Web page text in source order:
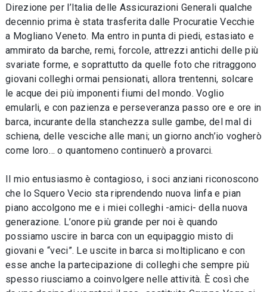
Direzione per l’Italia delle Assicurazioni Generali qualche
decennio prima è stata trasferita dalle Procuratie Vecchie
a Mogliano Veneto. Ma entro in punta di piedi, estasiato e
ammirato da barche, remi, forcole, attrezzi antichi delle più
svariate forme, e soprattutto da quelle foto che ritraggono
giovani colleghi ormai pensionati, allora trentenni, solcare
le acque dei più imponenti fiumi del mondo. Voglio
emularli, e con pazienza e perseveranza passo ore e ore in
barca, incurante della stanchezza sulle gambe, del mal di
schiena, delle vesciche alle mani; un giorno anch’io vogherò
come loro… o quantomeno continuerò a provarci.
Il mio entusiasmo è contagioso, i soci anziani riconoscono
che lo Squero Vecio sta riprendendo nuova linfa e pian
piano accolgono me e i miei colleghi -amici- della nuova
generazione. L’onore più grande per noi è quando
possiamo uscire in barca con un equipaggio misto di
giovani e “veci”. Le uscite in barca si moltiplicano e con
esse anche la partecipazione di colleghi che sempre più
spesso riusciamo a coinvolgere nelle attività. È così che